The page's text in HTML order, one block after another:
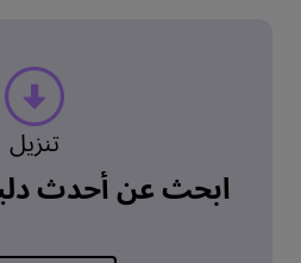
تنزيل
ابحث عن أحدث